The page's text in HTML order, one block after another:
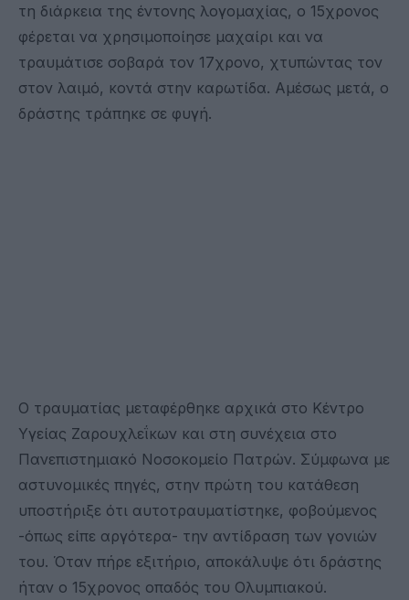
τη διάρκεια της έντονης λογομαχίας, ο 15χρονος
φέρεται να χρησιμοποίησε μαχαίρι και να
τραυμάτισε σοβαρά τον 17χρονο, χτυπώντας τον
στον λαιμό, κοντά στην καρωτίδα. Αμέσως μετά, ο
δράστης τράπηκε σε φυγή.
Ο τραυματίας μεταφέρθηκε αρχικά στο Κέντρο
Υγείας Ζαρουχλεΐκων και στη συνέχεια στο
Πανεπιστημιακό Νοσοκομείο Πατρών. Σύμφωνα με
αστυνομικές πηγές, στην πρώτη του κατάθεση
υποστήριξε ότι αυτοτραυματίστηκε, φοβούμενος
-όπως είπε αργότερα- την αντίδραση των γονιών
του. Όταν πήρε εξιτήριο, αποκάλυψε ότι δράστης
ήταν ο 15χρονος οπαδός του Ολυμπιακού.